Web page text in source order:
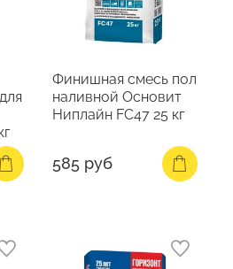
Финишная смесь пол
наливной Основит
Ниплайн FC47 25 кг
585 руб